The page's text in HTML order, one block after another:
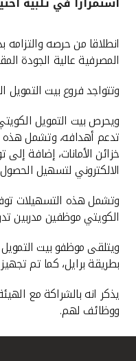
انطلاقا من حرصه
المصرفية عالية الجودة
وتتواجد فروع بيت التمويل
ويحرص بيت التمويل
تدعم أهدافه، وتشمل هذه
الالكتروني لتسهيل
وتشمل هذه التسهيلات
الكويتي موظفين مدربين
ويتلقى موظفو بيت
بطريقة برايل، كما تم
يذكر انه بالشراكة مع
ووظائف لهم.